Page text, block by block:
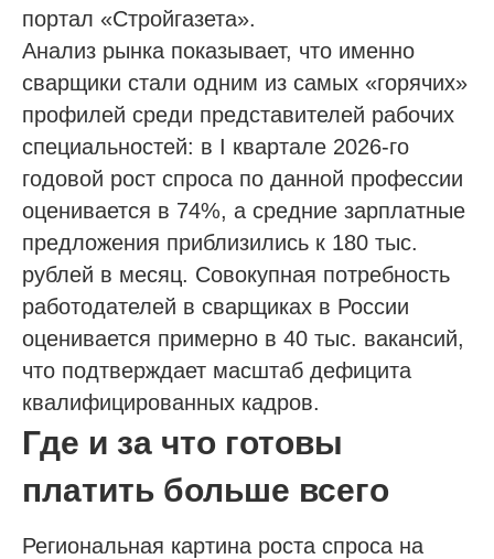
портал «Стройгазета».
Анализ рынка показывает, что именно
сварщики стали одним из самых «горячих»
профилей среди представителей рабочих
специальностей: в I квартале 2026‑го
годовой рост спроса по данной профессии
оценивается в 74%, а средние зарплатные
предложения приблизились к 180 тыс.
рублей в месяц. Совокупная потребность
работодателей в сварщиках в России
оценивается примерно в 40 тыс. вакансий,
что подтверждает масштаб дефицита
квалифицированных кадров.
Где и за что готовы
платить больше всего
Региональная картина роста спроса на